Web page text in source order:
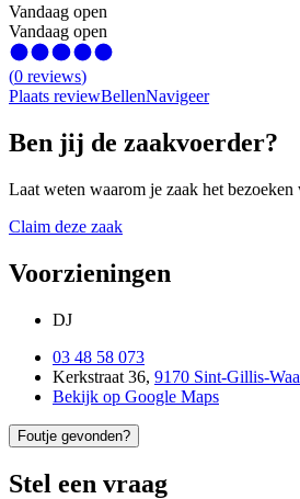
Vandaag open
Vandaag open
(0 reviews)
Plaats reviewBellenNavigeer
Ben jij de zaakvoerder?
Laat weten waarom je zaak het bezoeken
Claim deze zaak
Voorzieningen
DJ
03 48 58 073
Kerkstraat 36, 9170 Sint-Gillis-
Bekijk op Google Maps
Foutje gevonden?
Stel een vraag